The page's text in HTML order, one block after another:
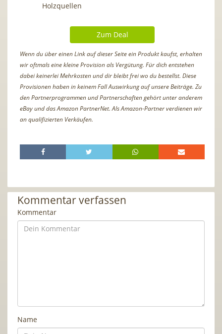
Holzquellen
Zum Deal
Wenn du über einen Link auf dieser Seite ein Produkt kaufst, erhalten
wir oftmals eine kleine Provision als Vergütung. Für dich entstehen
dabei keinerlei Mehrkosten und dir bleibt frei wo du bestellst. Diese
Provisionen haben in keinem Fall Auswirkung auf unsere Beiträge. Zu
den Partnerprogrammen und Partnerschaften gehört unter anderem
eBay und das Amazon PartnerNet. Als Amazon-Partner verdienen wir
an qualifizierten Verkäufen.
Kommentar verfassen
Kommentar
Name